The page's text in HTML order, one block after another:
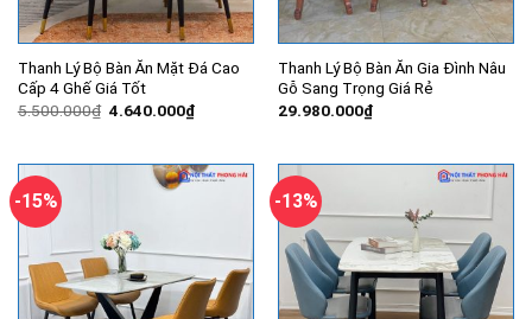
Thanh Lý Bộ Bàn Ăn Mặt Đá Cao
Cấp 4 Ghế Giá Tốt
5.500.000₫ Giá
4.640.000₫Giá
hiện
4.640.000₫.
Thanh Lý Bộ Bàn Ăn Gia Đình Nâu
Gỗ Sang Trọng Giá Rẻ
29.980.000₫
-15% -13%